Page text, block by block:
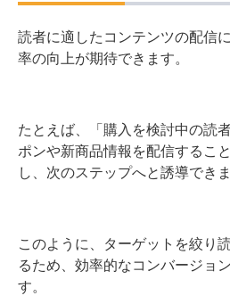
読者に適したコンテンツの配信
率の向上が期待できます。
たとえば、「購入を検討中の読
ポンや新商品情報を配信するこ
し、次のステップへと誘導できま
このように、ターゲットを絞り
るため、効率的なコンバージョ
す。